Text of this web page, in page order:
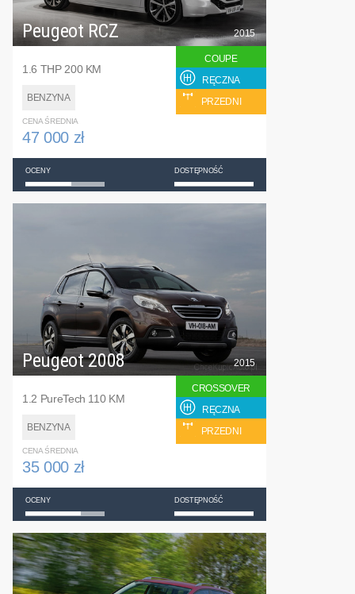
Peugeot RCZ
1.6 THP 200 KM
BENZYNA
2015
COUPE
RĘCZNA
PRZEDNI
CENA ŚREDNIA
47 000 zł
OCENY DOSTĘPNOŚĆ
Peugeot 2008
1.2 PureTech 110 KM
BENZYNA
2015
CROSSOVER
RĘCZNA
PRZEDNI
CENA ŚREDNIA
35 000 zł
OCENY DOSTĘPNOŚĆ